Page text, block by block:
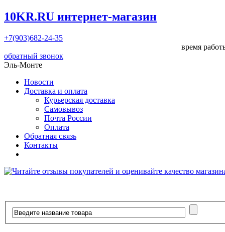
10KR.RU интернет-магазин
+7(903)682-24-35
время
обратный звонок
Эль-Монте
Новости
Доставка и оплата
Курьерская доставка
Самовывоз
Почта России
Оплата
Обратная связь
Контакты